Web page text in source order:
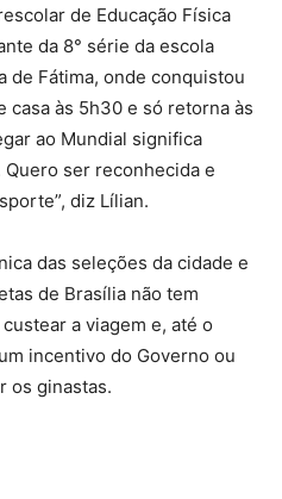
de Educação Física
da 8° série da escola
de Fátima, onde conquistou
casa às 5h30 e só retorna às
ao Mundial significa
ser reconhecida e
diz Lílian.
das seleções da cidade e
de Brasília não tem
a viagem e, até o
incentivo do Governo ou
os ginastas.